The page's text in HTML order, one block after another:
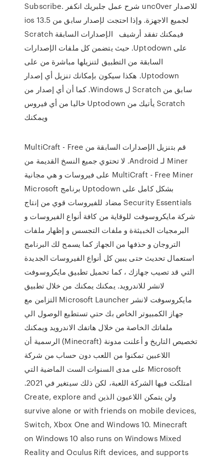
Subscribe. شرح عمل جلبريك انكفر unc0ver للاصدار
ios 13.5 لجميع الاجهزة. وإذا احتجت لإصدار سابق من
Scratch فيمكنك تفقد أرشيف ‬ ‫ الإصدارات السابقة
على Uptodown. حيث يتضمن كل ملفات الإصدارات
السابقة من التطبيق لتنزيلها مباشرة من على
Uptodown. هكذا سيكون بإمكانك تنزيل أي إصدار
سابق من Scratch ل Windows. كما أن أي إصدار من
Scratch يأتيك من Uptodown خاليا من أي فيروس
ويمكنك
‫قم بتنزيل الإصدارات السابقة من MultiCraft - Free
Miner لـ Android. لا تحتوي جميع النسخ القديمة من
MultiCraft - Free Miner على فيروسات و هي مجانية
بشكل كامل على Uptodown برنامج Microsoft
Security Essentials مضاد للفيروسات قوي من إنتاج
شركة مايكروسوفت للوقاية من كافة أنواع الفيروسات و
البرمجيات الخبيثةة و ملفات التجسس و إظهار ملفات
التروجان و حذفها من الجهاز كما يسمح لك البرنامج
استعمال تحديث حتى يبين كل أنواع الفيروسات الجديدة
التي قد تصيب جهازك ، كما تحميل تطبيق مايكروسوفت
لانشر للاندرويد. يمكنك يمكنك من خلال تطبيق
مايكروسوفت لانشر Microsoft Launcher التزامن مع
جهاز الكمبيوتر الخاص بك حتي تستطيع الوصول الي
ملفاتك الخاصة من خلال هاتفك الاندرويد ويمكنك
تخصيص التاريخ و أعلنت مدونة (Minecraft) الرسمية أن
اللاعبين تمكنوا من اللعب دون حساب من شركة
Microsoft على مدى السنوات الست الماضية التي
امتلكت فيها الشركة اللعبة، لكن ذلك سيتغير في 2021.
ولن يتمكن اللاعبون الذين Create, explore and
survive alone or with friends on mobile devices,
Switch, Xbox One and Windows 10. Minecraft
on Windows 10 also runs on Windows Mixed
Reality and Oculus Rift devices, and supports